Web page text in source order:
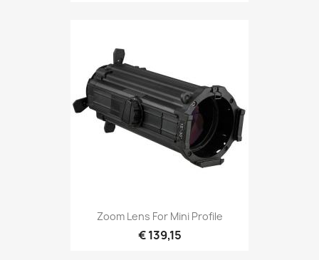
Snel bekijken
Zoom Lens For Mini Profile
€ 139,15